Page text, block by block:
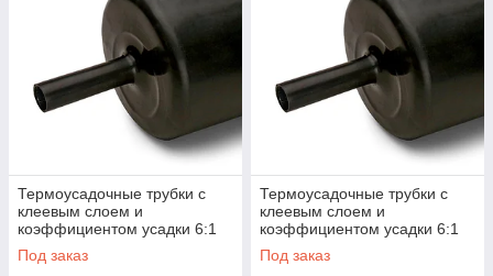
Термоусадочные трубки с
клеевым слоем и
коэффициентом усадки 6:1
ТТ-(6Х) КВТ ТТ-(6Х)-50.8/8.3
Под заказ
Термоусадочные трубки с
клеевым слоем и
коэффициентом усадки 6:1
ТТ-(6Х) КВТ ТТ-(6Х)-19/3.2
Под заказ